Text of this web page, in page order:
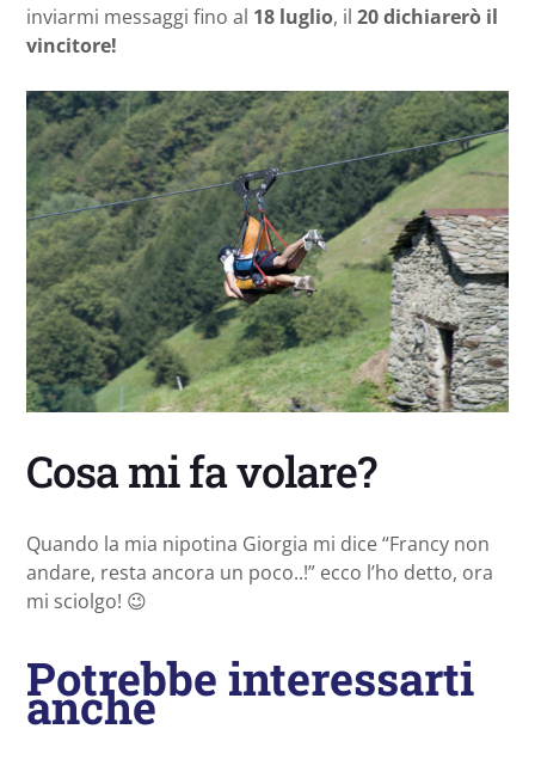
inviarmi messaggi fino al 18 luglio, il 20 dichiarerò il
vincitore!
Cosa mi fa volare?
Quando la mia nipotina Giorgia mi dice “Francy non
andare, resta ancora un poco..!” ecco l’ho detto, ora
mi sciolgo! 😉
Potrebbe interessarti
anche